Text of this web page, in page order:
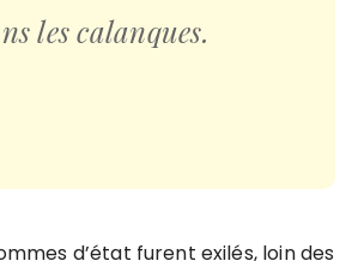
les calanques.
d’état furent exilés, loin des